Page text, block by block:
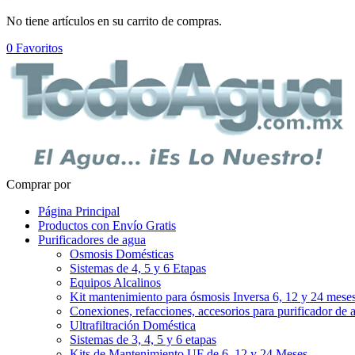
No tiene artículos en su carrito de compras.
0 Favoritos
Comprar por
Página Principal
Productos con Envío Gratis
Purificadores de agua
Osmosis Domésticas
Sistemas de 4, 5 y 6 Etapas
Equipos Alcalinos
Kit mantenimiento para ósmosis Inversa 6, 12 y 24
Conexiones, refacciones, accesorios para purificador de
Ultrafiltración Doméstica
Sistemas de 3, 4, 5 y 6 etapas